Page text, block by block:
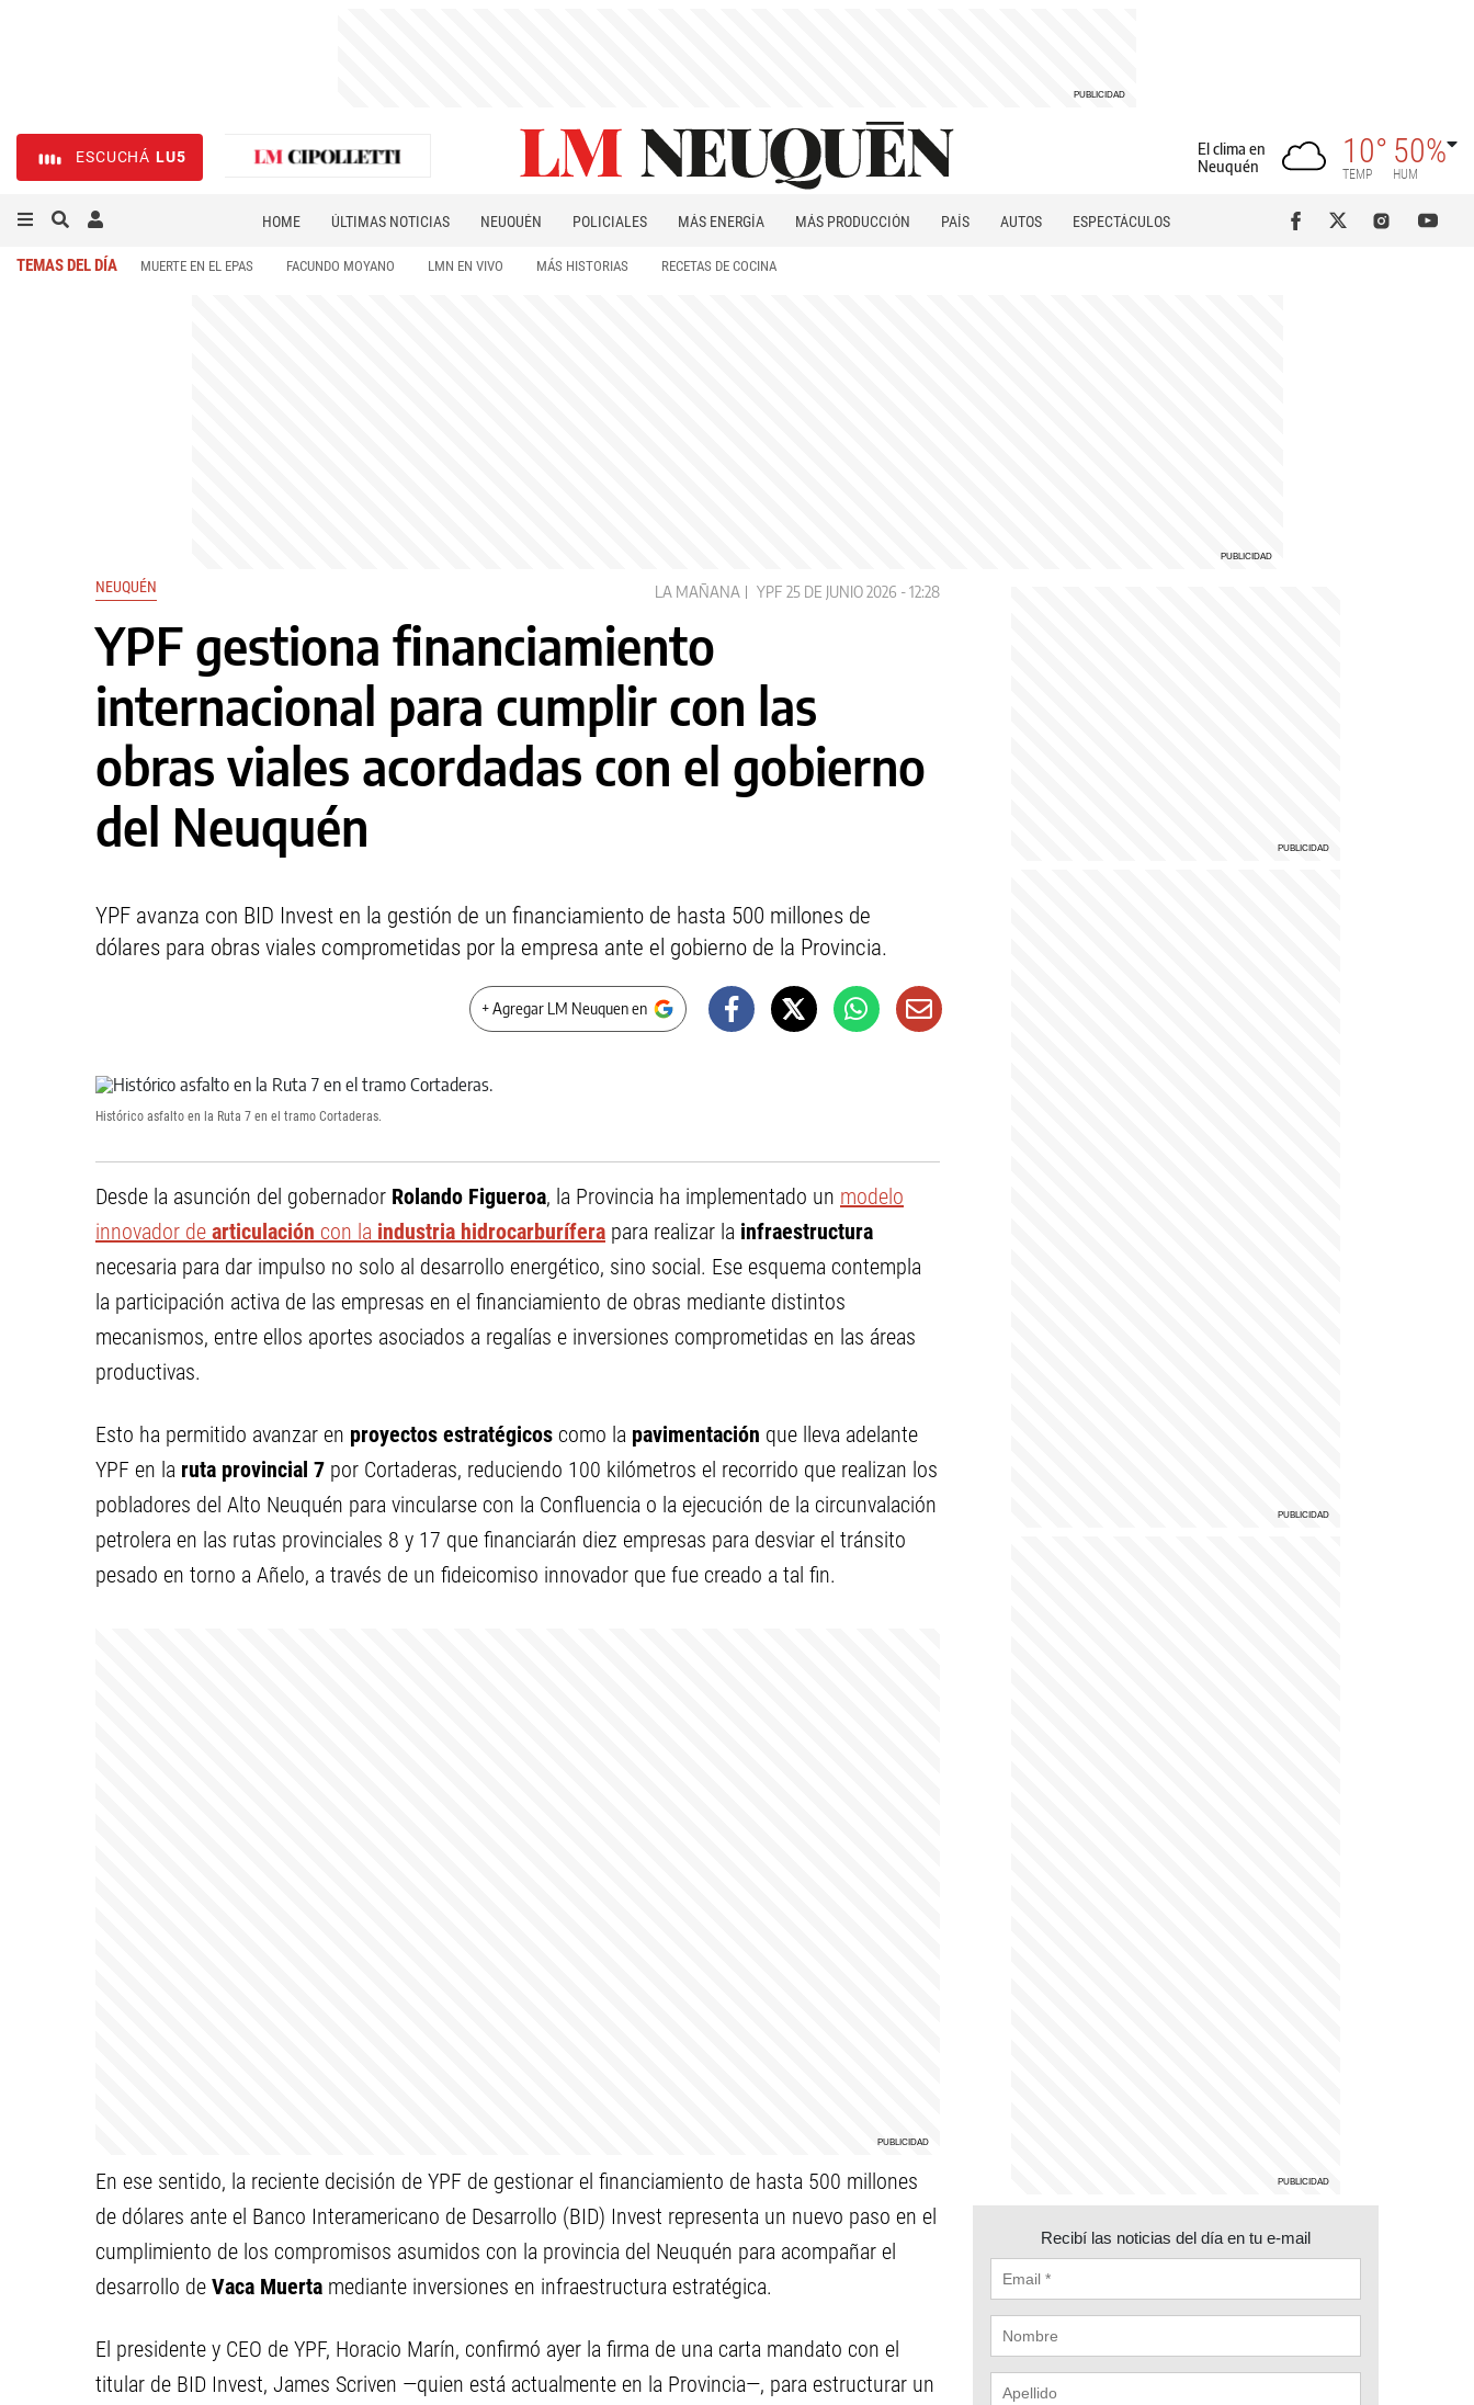
ESCUCHÁ LU5
El clima en
Neuquén
10°
TEMP
50%
HUM
HOME ÚLTIMAS NOTICIAS NEUQUÉN POLICIALES MÁS ENERGÍA MÁS PRODUCCIÓN PAÍS AUTOS
ESPECTÁCULOS
TEMAS DEL DÍA MUERTE EN EL EPAS FACUNDO MOYANO LMN EN VIVO MÁS HISTORIAS RECETAS DE COCINA
NEUQUÉN LA MAÑANA YPF 25 DE JUNIO 2026 - 12:28
YPF gestiona financiamiento
internacional para cumplir con las
obras viales acordadas con el gobierno
del Neuquén
YPF avanza con BID Invest en la gestión de un financiamiento de hasta 500 millones de
dólares para obras viales comprometidas por la empresa ante el gobierno de la Provincia.
+ Agregar LM Neuquen en
Histórico asfalto en la Ruta 7 en el tramo Cortaderas.
Desde la asunción del gobernador Rolando Figueroa, la Provincia ha implementado un modelo
innovador de articulación con la industria hidrocarburífera para realizar la infraestructura
necesaria para dar impulso no solo al desarrollo energético, sino social. Ese esquema contempla
la participación activa de las empresas en el financiamiento de obras mediante distintos
mecanismos, entre ellos aportes asociados a regalías e inversiones comprometidas en las áreas
productivas.
Esto ha permitido avanzar en proyectos estratégicos como la pavimentación que lleva adelante
YPF en la ruta provincial 7 por Cortaderas, reduciendo 100 kilómetros el recorrido que realizan los
pobladores del Alto Neuquén para vincularse con la Confluencia o la ejecución de la circunvalación
petrolera en las rutas provinciales 8 y 17 que financiarán diez empresas para desviar el tránsito
pesado en torno a Añelo, a través de un fideicomiso innovador que fue creado a tal fin.
En ese sentido, la reciente decisión de YPF de gestionar el financiamiento de hasta 500 millones
de dólares ante el Banco Interamericano de Desarrollo (BID) Invest representa un nuevo paso en el
cumplimiento de los compromisos asumidos con la provincia del Neuquén para acompañar el
desarrollo de Vaca Muerta mediante inversiones en infraestructura estratégica.
El presidente y CEO de YPF, Horacio Marín, confirmó ayer la firma de una carta mandato con el
titular de BID Invest, James Scriven —quien está actualmente en la Provincia—, para estructurar un
Recibí las noticias del día en tu e-mail